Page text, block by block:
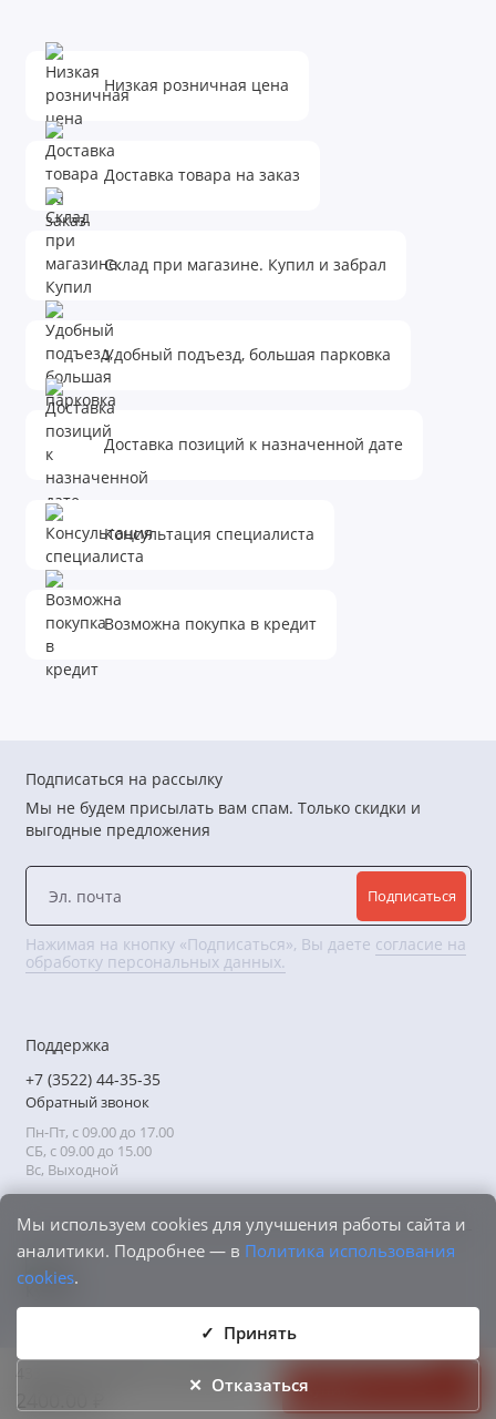
2400.00 ₽ Купить
Низкая розничная цена
Доставка товара на заказ
Склад при магазине. Купил и забрал
Удобный подъезд, большая парковка
Доставка позиций к назначенной дате
Консультация специалиста
Возможна покупка в кредит
Мы используем cookies для улучшения работы сайта и
аналитики. Подробнее — в Политика использования
cookies.
Принять
Отказаться
Подписаться на рассылку
Мы не будем присылать вам спам. Только скидки и
выгодные предложения
Подписаться
Нажимая на кнопку «Подписаться», Вы даете согласие на
обработку персональных данных.
Поддержка
+7 (3522) 44-35-35
Обратный звонок
Пн-Пт, с 09.00 до 17.00
СБ, с 09.00 до 15.00
Вс, Выходной